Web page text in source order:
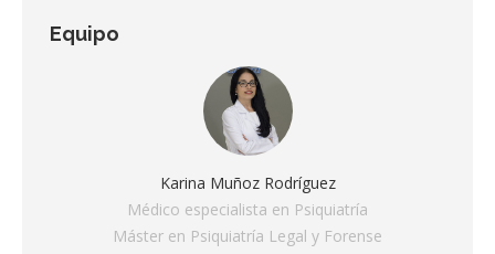
Equipo
Karina Muñoz Rodríguez
Médico especialista en Psiquiatría
Máster en Psiquiatría Legal y Forense